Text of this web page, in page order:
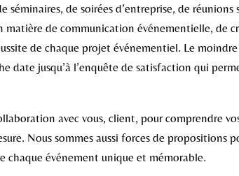
séminaires, de soirées d’entreprise, de
matière de communication événementielle, de
de chaque projet événementiel. Le
date jusqu’à l’enquête de satisfaction qui
avec vous, client, pour comprendre
Nous sommes aussi forces de propositions
chaque événement unique et mémorable.